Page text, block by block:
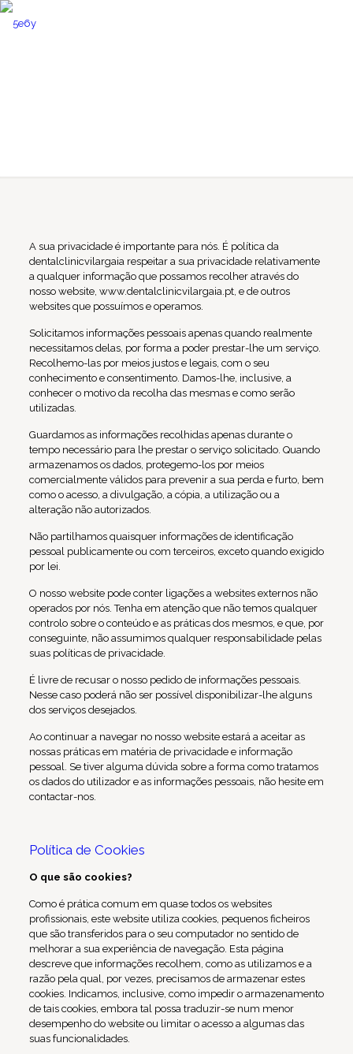
A sua privacidade é importante para nós. É política da
dentalclinicvilargaia respeitar a sua privacidade relativamente
a qualquer informação que possamos recolher através do
nosso website, www.dentalclinicvilargaia.pt, e de outros
websites que possuímos e operamos.
Solicitamos informações pessoais apenas quando realmente
necessitamos delas, por forma a poder prestar-lhe um serviço.
Recolhemo-las por meios justos e legais, com o seu
conhecimento e consentimento. Damos-lhe, inclusive, a
conhecer o motivo da recolha das mesmas e como serão
utilizadas.
Guardamos as informações recolhidas apenas durante o
tempo necessário para lhe prestar o serviço solicitado. Quando
armazenamos os dados, protegemo-los por meios
comercialmente válidos para prevenir a sua perda e furto, bem
como o acesso, a divulgação, a cópia, a utilização ou a
alteração não autorizados.
Não partilhamos quaisquer informações de identificação
pessoal publicamente ou com terceiros, exceto quando exigido
por lei.
O nosso website pode conter ligações a websites externos não
operados por nós. Tenha em atenção que não temos qualquer
controlo sobre o conteúdo e as práticas dos mesmos, e que, por
conseguinte, não assumimos qualquer responsabilidade pelas
suas políticas de privacidade.
É livre de recusar o nosso pedido de informações pessoais.
Nesse caso poderá não ser possível disponibilizar-lhe alguns
dos serviços desejados.
Ao continuar a navegar no nosso website estará a aceitar as
nossas práticas em matéria de privacidade e informação
pessoal. Se tiver alguma dúvida sobre a forma como tratamos
os dados do utilizador e as informações pessoais, não hesite em
contactar-nos.
Política de Cookies
O que são cookies?
Como é prática comum em quase todos os websites
profissionais, este website utiliza cookies, pequenos ficheiros
que são transferidos para o seu computador no sentido de
melhorar a sua experiência de navegação. Esta página
descreve que informações recolhem, como as utilizamos e a
razão pela qual, por vezes, precisamos de armazenar estes
cookies. Indicamos, inclusive, como impedir o armazenamento
de tais cookies, embora tal possa traduzir-se num menor
desempenho do website ou limitar o acesso a algumas das
suas funcionalidades.